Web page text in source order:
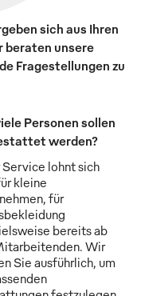
sich aus Ihren
beraten unsere
Fragestellungen zu
Personen sollen
werden?
Service lohnt sich
kleine
für
bereits ab
Wir
Sie ausführlich, um